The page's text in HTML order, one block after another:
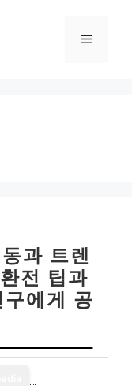
메
과 트렌
전 팁과
에게 공